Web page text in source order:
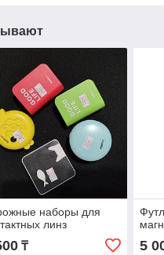
наборы для
линз
₸ 5